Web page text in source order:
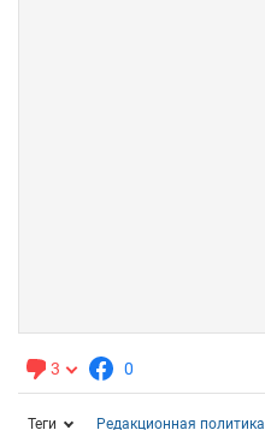
3 0
Теги Редакционная политика